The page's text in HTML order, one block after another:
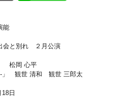
能
会と別れ ２月公演
松岡 心平
」 観世 清和 観世 三郎太
日